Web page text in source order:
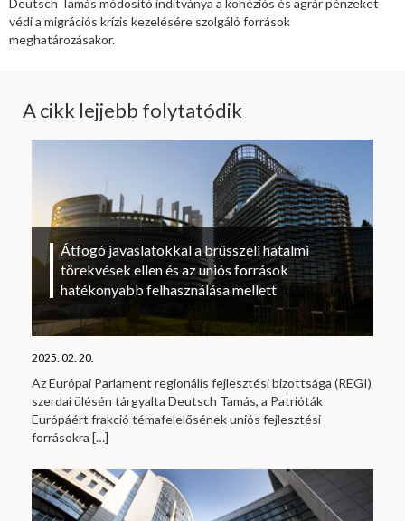
Deutsch Tamás módosító indítványa a kohéziós és agrár pénzeket
védi a migrációs krízis kezelésére szolgáló források
meghatározásakor.
A cikk lejjebb folytatódik
Átfogó javaslatokkal a brüsszeli hatalmi
törekvések ellen és az uniós források
hatékonyabb felhasználása mellett
2025. 02. 20.
Az Európai Parlament regionális fejlesztési bizottsága (REGI)
szerdai ülésén tárgyalta Deutsch Tamás, a Patrióták
Európáért frakció témafelelősének uniós fejlesztési
forrásokra […]